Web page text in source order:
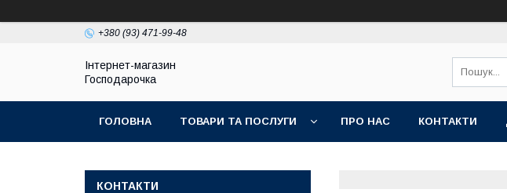
+380 (93) 471-99-48
Інтернет-магазин
Господарочка
ГОЛОВНА ТОВАРИ ТА ПОСЛУГИ ПРО НАС КОНТАКТИ
КОНТАКТИ